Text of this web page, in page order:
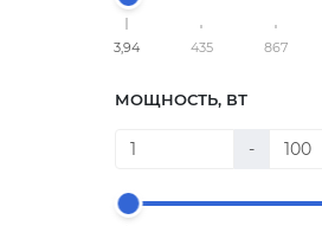
3,94 435 867
МОЩНОСТЬ, ВТ
-